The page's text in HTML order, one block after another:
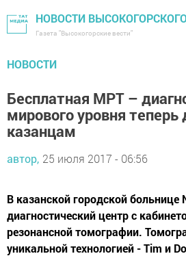
НОВОСТИ
Газета "Высокогорские вести"
НОВОСТИ
Бесплатная МРТ –
мирового уровня теперь
казанцам
автор, 25 июля 2017 - 06:56
В казанской городской
диагностический центр с
резонансной томографии.
уникальной технологией - Tim и